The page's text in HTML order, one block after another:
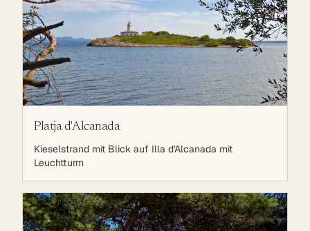
Platja d'Alcanada
Kieselstrand mit Blick auf Illa d'Alcanada mit
Leuchtturm